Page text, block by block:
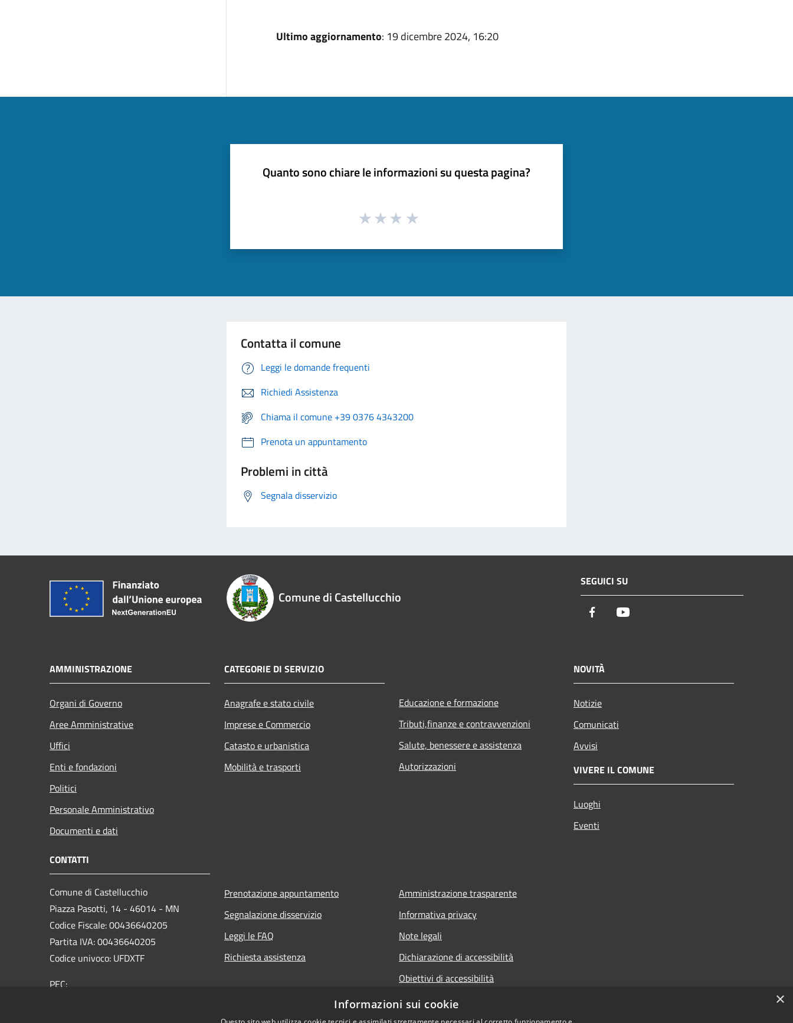
Ultimo aggiornamento: 19 dicembre 2024, 16:20
Quanto sono chiare le informazioni su questa pagina?
Contatta il comune
Leggi le domande frequenti
Richiedi Assistenza
Chiama il comune +39 0376 4343200
Prenota un appuntamento
Problemi in città
Segnala disservizio
Comune di Castellucchio
SEGUICI SU
Facebook
AMMINISTRAZIONE
Organi di Governo
Aree Amministrative
Uffici
Enti e fondazioni
Politici
Personale Amministrativo
Documenti e dati
CATEGORIE DI SERVIZIO
Anagrafe e stato civile
Imprese e Commercio
Catasto e urbanistica
Mobilità e trasporti
Educazione e formazione
Tributi,finanze e contravvenzioni
Salute, benessere e assistenza
Autorizzazioni
NOVITÀ
Notizie
Comunicati
Avvisi
VIVERE IL COMUNE
Luoghi
Eventi
CONTATTI
Comune di Castellucchio
Piazza Pasotti, 14 - 46014 - MN
Codice Fiscale: 00436640205
Partita IVA: 00436640205
Codice univoco: UFDXTF
PEC:
Prenotazione appuntamento
Segnalazione disservizio
Leggi le FAQ
Richiesta assistenza
Amministrazione trasparente
Informativa privacy
Note legali
Dichiarazione di accessibilità
Obiettivi di accessibilità
×
Informazioni sui cookie